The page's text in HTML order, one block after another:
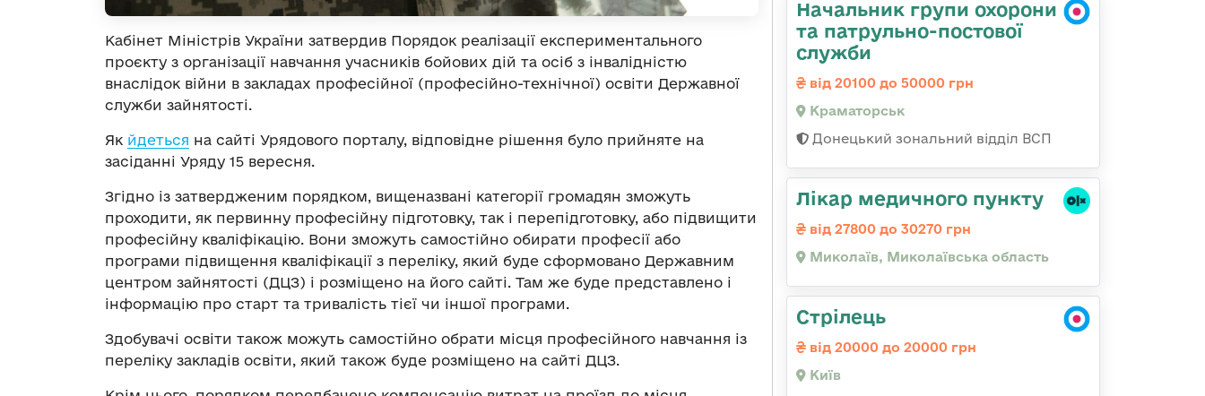
Кабінет Міністрів України затвердив Порядок реалізації експериментального
проєкту з організації навчання учасників бойових дій та осіб з інвалідністю
внаслідок війни в закладах професійної (професійно-технічної) освіти Державної
служби зайнятості.
Як йдеться на сайті Урядового порталу, відповідне рішення було прийняте на
засіданні Уряду 15 вересня.
Згідно із затвердженим порядком, вищеназвані категорії громадян зможуть
проходити, як первинну професійну підготовку, так і перепідготовку, або підвищити
професійну кваліфікацію. Вони зможуть самостійно обирати професії або
програми підвищення кваліфікації з переліку, який буде сформовано Державним
центром зайнятості (ДЦЗ) і розміщено на його сайті. Там же буде представлено і
інформацію про старт та тривалість тієї чи іншої програми.
Здобувачі освіти також можуть самостійно обрати місця професійного навчання із
переліку закладів освіти, який також буде розміщено на сайті ДЦЗ.
Начальник групи охорони
та патрульно-постової
служби
від 20100 до 50000 грн
Краматорськ
Донецький зональний відділ ВСП
Лікар медичного пункту
від 27800 до 30270 грн
Миколаїв, Миколаївська область
Стрілець
від 20000 до 20000 грн
Київ